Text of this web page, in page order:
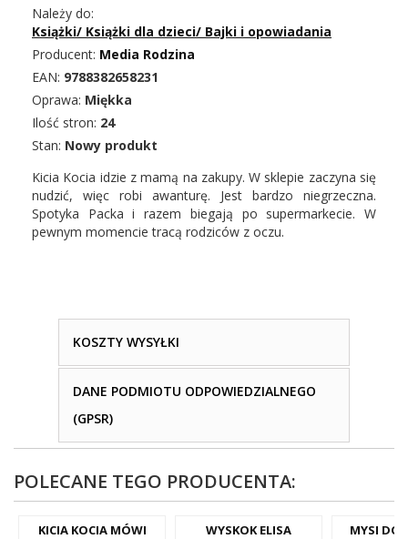
Należy do:
Książki/ Książki dla dzieci/ Bajki i opowiadania
Producent: Media Rodzina
EAN: 9788382658231
Oprawa: Miękka
Ilość stron: 24
Stan: Nowy produkt
Kicia Kocia idzie z mamą na zakupy. W sklepie zaczyna się
nudzić, więc robi awanturę. Jest bardzo niegrzeczna.
Spotyka Packa i razem biegają po supermarkecie. W
pewnym momencie tracą rodziców z oczu.
KOSZTY WYSYŁKI
DANE PODMIOTU ODPOWIEDZIALNEGO
(GPSR)
POLECANE TEGO PRODUCENTA:
KICIA KOCIA MÓWI
WYSKOK ELISA
MYSI